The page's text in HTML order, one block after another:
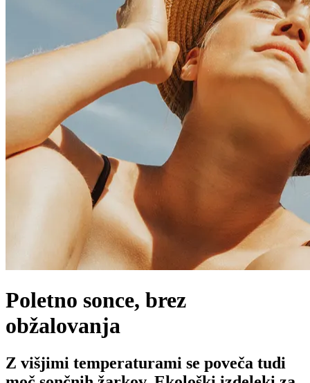
Poletno sonce, brez
obžalovanja
Z višjimi temperaturami se poveča tudi